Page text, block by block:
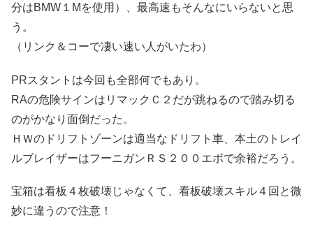
分はBMW１Mを使用）、最高速もそんなにいらないと思
う。
（リンク＆コーで凄い速い人がいたわ）
PRスタントは今回も全部何でもあり。
RAの危険サインはリマックＣ２だが跳ねるので踏み切る
のがかなり面倒だった。
ＨＷのドリフトゾーンは適当なドリフト車、本土のトレイ
ルブレイザーはフーニガンＲＳ２００エボで余裕だろう。
宝箱は看板４枚破壊じゃなくて、看板破壊スキル４回と微
妙に違うので注意！